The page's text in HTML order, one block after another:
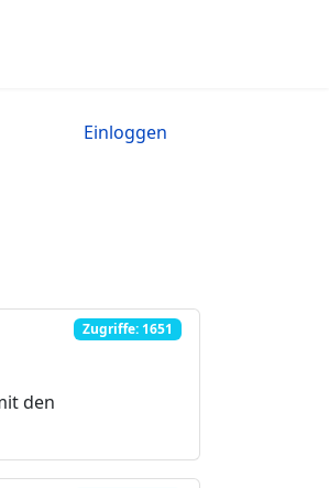
Einloggen
ID zu suchen.
Zugriffe: 1651
den